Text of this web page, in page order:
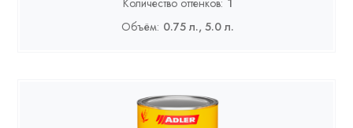
Количество оттенков: 1
Объём: 0.75 л., 5.0 л.